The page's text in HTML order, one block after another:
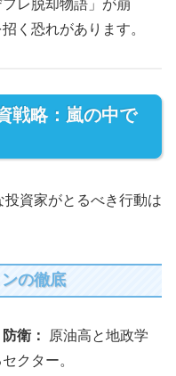
レ脱却物語」が崩
く恐れがあります。
戦略：嵐の中で
資家がとるべき行動は
の徹底
衛：
原油高と地政学
クター。